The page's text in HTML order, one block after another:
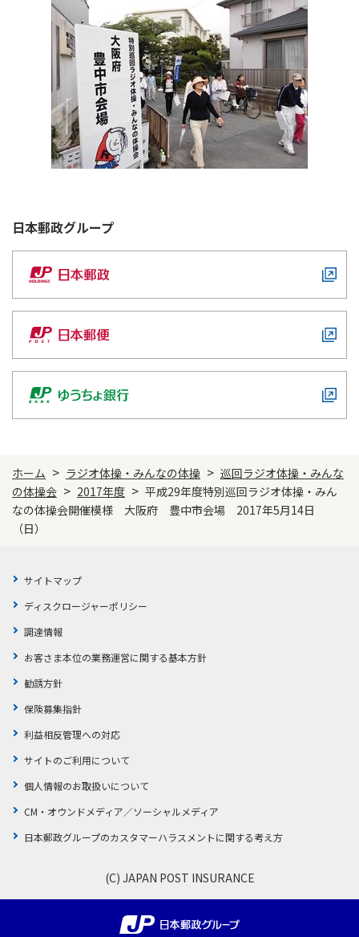
日本郵政グループ
ホーム > ラジオ体操・みんなの体操 > 巡回ラジオ体操・みんな
の体操会 > 2017年度 > 平成29年度特別巡回ラジオ体操・みん
なの体操会開催模様 大阪府 豊中市会場 2017年5月14日
（日）
サイトマップ
ディスクロージャーポリシー
調達情報
お客さま本位の業務運営に関する基本方針
勧誘方針
保険募集指針
利益相反管理への対応
サイトのご利用について
個人情報のお取扱いについて
CM・オウンドメディア／ソーシャルメディア
日本郵政グループのカスタマーハラスメントに関する考え方
(C) JAPAN POST INSURANCE